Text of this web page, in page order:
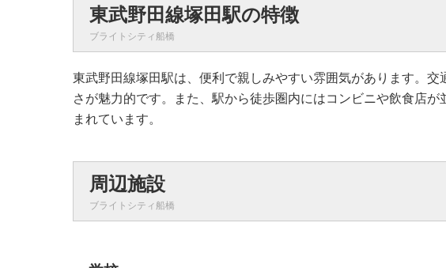
東武野田線塚田駅の特徴
ブライトシティ船橋
東武野田線塚田駅は、便利で親しみやすい雰囲気があります。
さが魅力的です。また、駅から徒歩圏内にはコンビニや飲食店
まれています。
周辺施設
ブライトシティ船橋